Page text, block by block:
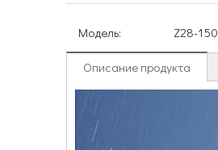
Модель: Z28-150
Описание продукта